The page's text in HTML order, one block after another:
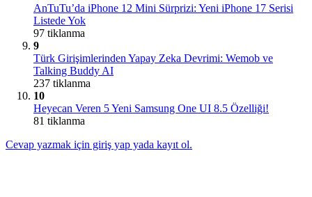
AnTuTu’da iPhone 12 Mini Sürprizi: Yeni iPhone 17 Serisi
Listede Yok
97 tiklanma
9
Türk Girişimlerinden Yapay Zeka Devrimi: Wemob ve
Talking Buddy AI
237 tiklanma
10
Heyecan Veren 5 Yeni Samsung One UI 8.5 Özelliği!
81 tiklanma
Cevap yazmak için giriş yap yada kayıt ol.